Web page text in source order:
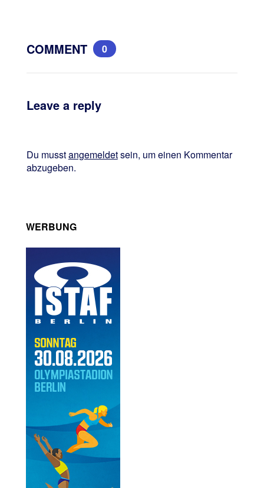
COMMENT 0
Leave a reply
Du musstangemeldetsein, um einen Kommentar
abzugeben.
WERBUNG